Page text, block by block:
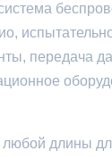
передача
длины